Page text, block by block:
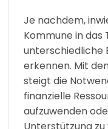
Je nachdem,
Kommune in das
unterschiedliche
erkennen. Mit
steigt die
finanzielle
aufzuwenden
Unterstützung